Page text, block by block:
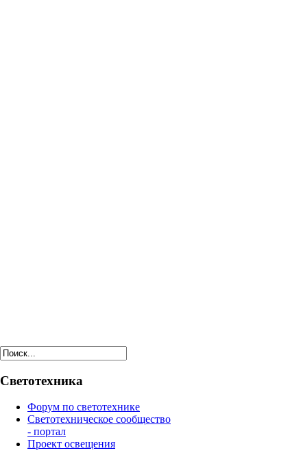
Светотехника
Форум по светотехнике
Светотехническое сообщество
- портал
Проект освещения